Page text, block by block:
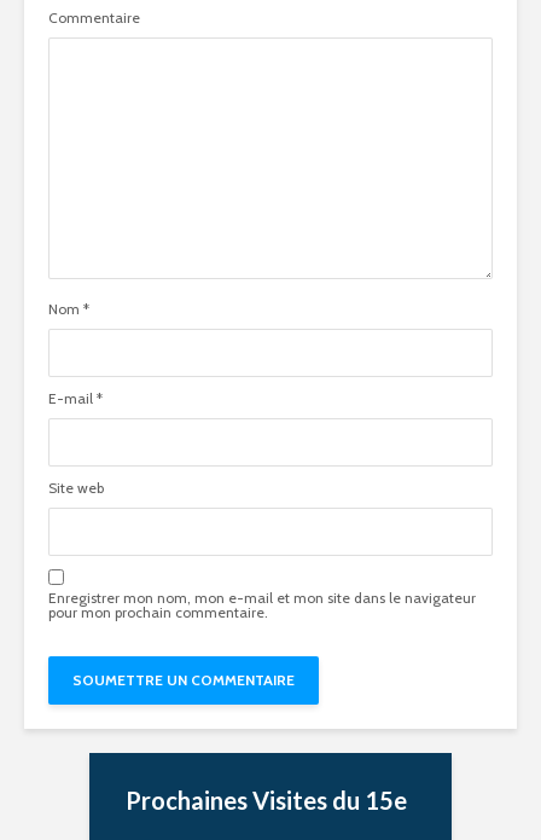
Commentaire
Nom *
E-mail *
Site web
Enregistrer mon nom, mon e-mail et mon site dans le navigateur
pour mon prochain commentaire.
Prochaines Visites du 15e